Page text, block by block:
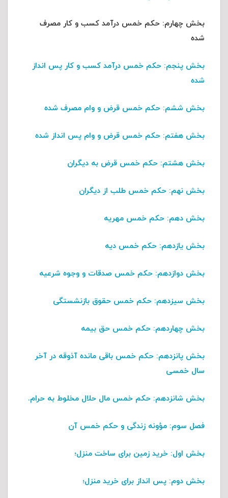
بخش چهارم:حکم خمس درآمد کسب و کار مصرف
شده
بخش پنجم: حکم خمس درآمد کسب و کار پس انداز
شده
بخش ششم: حکم خمس قرض و وام مصرف شده
بخش هفتم: حکم خمس قرض و وام پس انداز شده
بخش هشتم: حکم خمس قرض به دیگران
بخش نهم: حکم خمس طلب از دیگران
بخش دهم: حکم خمس مهریه
بخش یازدهم: حکم خمس دیه
بخش دوازدهم: حکم خمس صدقات و وجوه شرعیه
بخش سیزدهم: حکم خمس حقوق بازنشستگی
بخش چهاردهم: حکم خمس حق بیمه
بخش پانزدهم: حکم خمس باقی مانده آذوقه در آخر
سال خمسی
بخش شانزدهم: حکم خمس مال حلال مخلوط به حرام.
فصل سوم: مؤونه زندگی و حکم خمس آن
بخش اول: خرید زمین برای ساخت منزل؛
بخش دوم: پس انداز برای خرید منزل؛